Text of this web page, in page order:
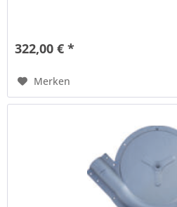
322,00 € *
Merken